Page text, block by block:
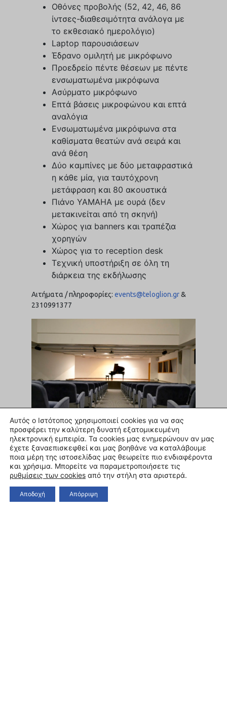
Οθόνες προβολής (52, 42, 46, 86
ίντσες-διαθεσιμότητα ανάλογα με
το εκθεσιακό ημερολόγιο)
Laptop παρουσιάσεων
Έδρανο ομιλητή με μικρόφωνο
Προεδρείο πέντε θέσεων με πέντε
ενσωματωμένα μικρόφωνα
Ασύρματο μικρόφωνο
Επτά βάσεις μικροφώνου και επτά
αναλόγια
Ενσωματωμένα μικρόφωνα στα
καθίσματα θεατών ανά σειρά και
ανά θέση
Δύο καμπίνες με δύο μεταφραστικά
η κάθε μία, για ταυτόχρονη
μετάφραση και 80 ακουστικά
Πιάνο ΥΑΜΑΗΑ με ουρά (δεν
μετακινείται από τη σκηνή)
Χώρος για banners και τραπέζια
χορηγών
Χώρος για το reception desk
Τεχνική υποστήριξη σε όλη τη
διάρκεια της εκδήλωσης
Αιτήματα / πληροφορίες: events@teloglion.gr&
2310991377
Αυτός ο Ιστότοπος χρησιμοποιεί cookies για να σας
προσφέρει την καλύτερη δυνατή εξατομικευμένη
ηλεκτρονική εμπειρία. Τα cookies μας ενημερώνουν αν μας
έχετε ξαναεπισκεφθεί και μας βοηθάνε να καταλάβουμε
ποια μέρη της ιστοσελίδας μας θεωρείτε πιο ενδιαφέροντα
και χρήσιμα. Μπορείτε να παραμετροποιήσετε τις
ρυθμίσεις των cookies από την στήλη στα αριστερά.
Αποδοχή Απόρριψη